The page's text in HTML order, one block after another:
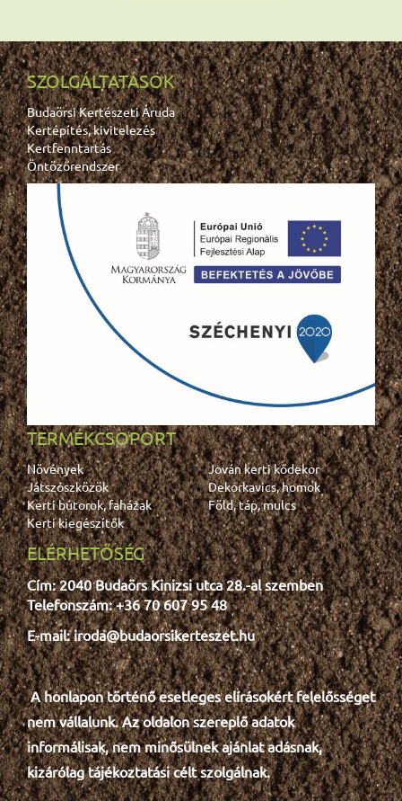
SZOLGÁLTATÁSOK
Budaörsi Kertészeti Áruda
Kertépítés, kivitelezés
Kertfenntartás
Öntözőrendszer
TERMÉKCSOPORT
Növények
Jován kerti kődekor
Játszószközök
Dekorkavics, homok
Kerti bútorok, faházak
Föld, táp, mulcs
Kerti kiegészítők
ELÉRHETŐSÉG
Cím: 2040 Budaörs Kinizsi utca 28.-al szemben
Telefonszám: +36 70 607 95 48
E-mail: iroda@budaorsikerteszet.hu
A honlapon történő esetleges elírásokért felelősséget
nem vállalunk. Az oldalon szereplő adatok
informálisak, nem minősülnek ajánlat adásnak,
kizárólag tájékoztatási célt szolgálnak.